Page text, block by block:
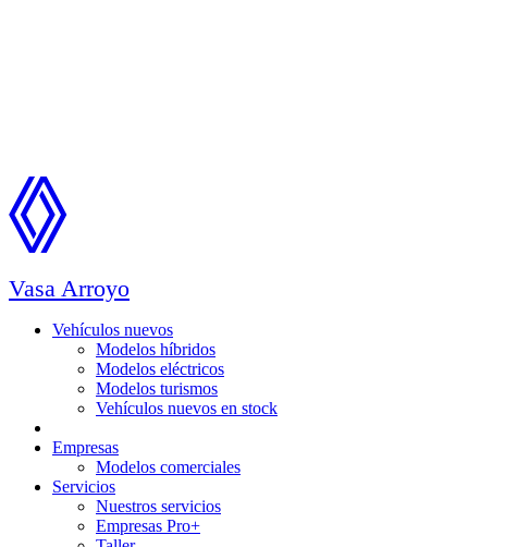
Vasa Arroyo
Vehículos nuevos
Modelos híbridos
Modelos eléctricos
Modelos turismos
Vehículos nuevos en stock
Empresas
Modelos comerciales
Servicios
Nuestros servicios
Empresas Pro+